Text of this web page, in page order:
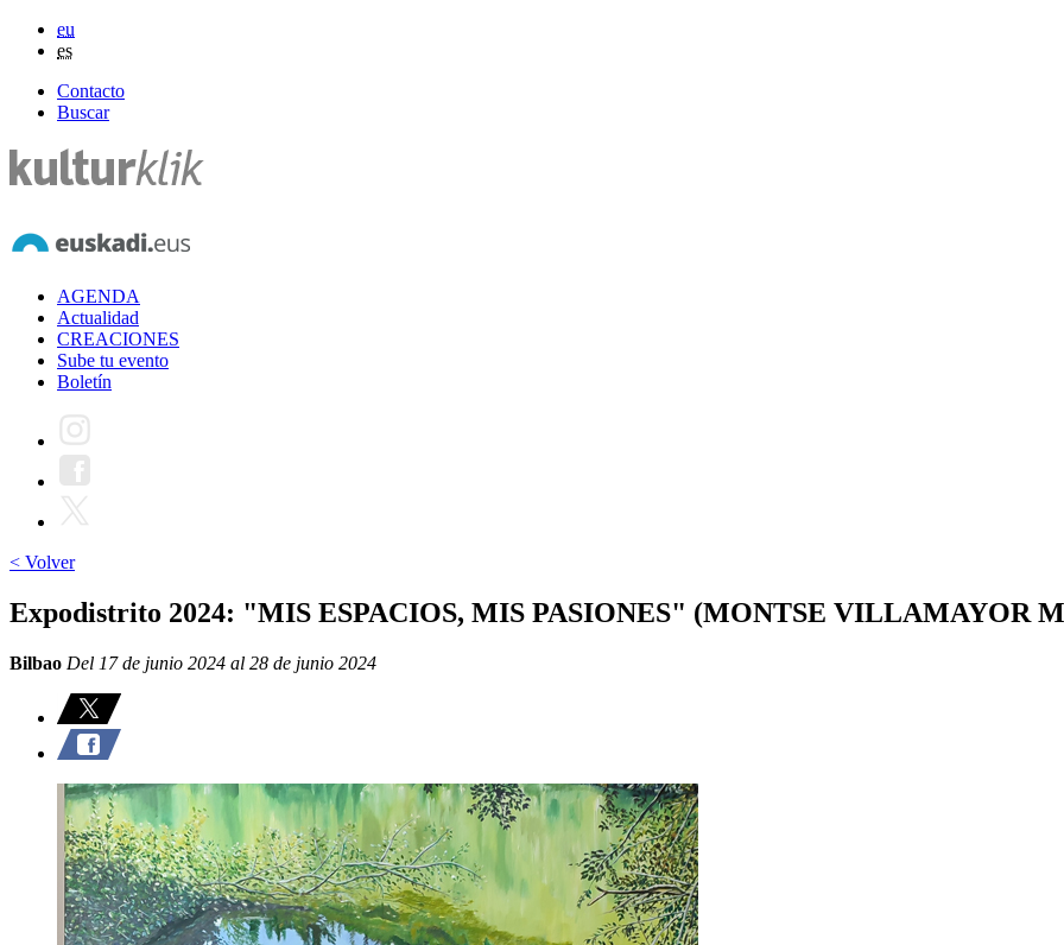
eu
es
Contacto
Buscar
AGENDA
Actualidad
CREACIONES
Sube tu evento
Boletín
< Volver
Expodistrito 2024: "MIS ESPACIOS, MIS PASIONES" (MONTSE VILLAMAYOR
Bilbao Del 17 de junio 2024 al 28 de junio 2024